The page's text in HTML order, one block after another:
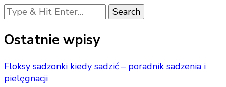
Looking
for
Something?
Ostatnie wpisy
Floksy sadzonki kiedy sadzić – poradnik sadzenia i
pielęgnacji